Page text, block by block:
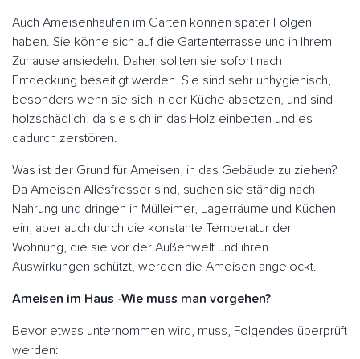
Auch Ameisenhaufen im Garten können später Folgen
haben. Sie könne sich auf die Gartenterrasse und in Ihrem
Zuhause ansiedeln. Daher sollten sie sofort nach
Entdeckung beseitigt werden. Sie sind sehr unhygienisch,
besonders wenn sie sich in der Küche absetzen, und sind
holzschädlich, da sie sich in das Holz einbetten und es
dadurch zerstören.
Was ist der Grund für Ameisen, in das Gebäude zu ziehen?
Da Ameisen Allesfresser sind, suchen sie ständig nach
Nahrung und dringen in Mülleimer, Lagerräume und Küchen
ein, aber auch durch die konstante Temperatur der
Wohnung, die sie vor der Außenwelt und ihren
Auswirkungen schützt, werden die Ameisen angelockt.
Ameisen im Haus -Wie muss man vorgehen?
Bevor etwas unternommen wird, muss, Folgendes überprüft
werden: